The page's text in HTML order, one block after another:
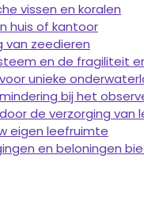
vissen en koralen
huis of kantoor
van zeedieren
en de fragiliteit
unieke
bij het
de verzorging van
eigen leefruimte
en beloningen